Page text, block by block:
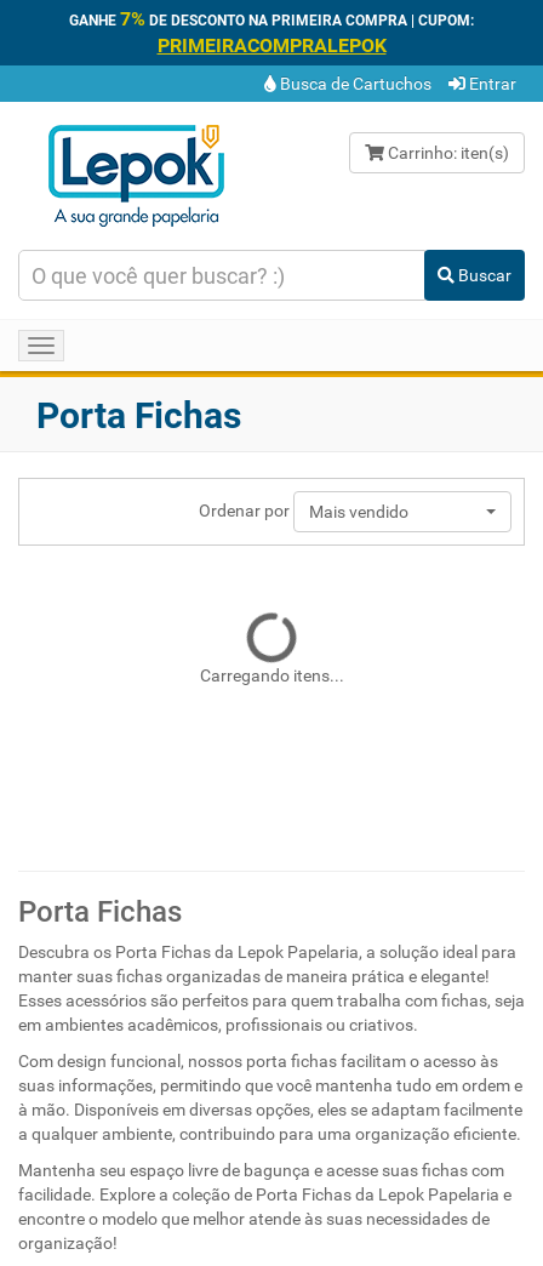
GANHE 7% DE DESCONTO NA PRIMEIRA COMPRA | CUPOM:
PRIMEIRACOMPRALEPOK
Busca de Cartuchos Entrar
Carrinho: iten(s)
Buscar
Toggle
navigation
Porta Fichas
Ordenar por Mais vendido
Carregando itens...
Porta Fichas
Descubra os Porta Fichas da Lepok Papelaria, a solução ideal para
manter suas fichas organizadas de maneira prática e elegante!
Esses acessórios são perfeitos para quem trabalha com fichas, seja
em ambientes acadêmicos, profissionais ou criativos.
Com design funcional, nossos porta fichas facilitam o acesso às
suas informações, permitindo que você mantenha tudo em ordem e
à mão. Disponíveis em diversas opções, eles se adaptam facilmente
a qualquer ambiente, contribuindo para uma organização eficiente.
Mantenha seu espaço livre de bagunça e acesse suas fichas com
facilidade. Explore a coleção de Porta Fichas da Lepok Papelaria e
encontre o modelo que melhor atende às suas necessidades de
organização!